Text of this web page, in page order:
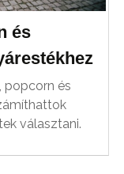
és
popcorn és
választani.